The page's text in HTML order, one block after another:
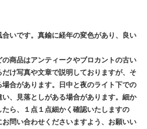
いです。真鍮に経年の変色があり、良い
商品はアンティークやブロカントの古い
け写真や文章で説明しておりますが、そ
合があります。日中と夜のライト下での
、見落としがある場合があります。細か
ら、１点１点細かく確認いたしますの
問い合わせくださいますよう、お願いい